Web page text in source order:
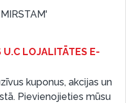
U.C LOJALITĀTES E-
kuponus, akcijas un
Pievienojieties mūsu